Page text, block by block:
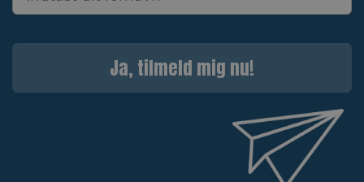
Ja, tilmeld mig nu!